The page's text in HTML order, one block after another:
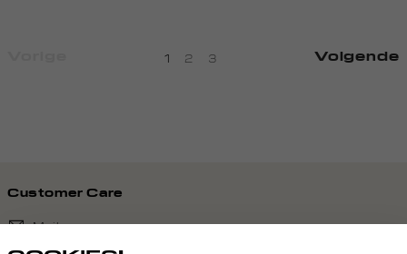
1 2 3 Volgende
Customer Care
Mail ons